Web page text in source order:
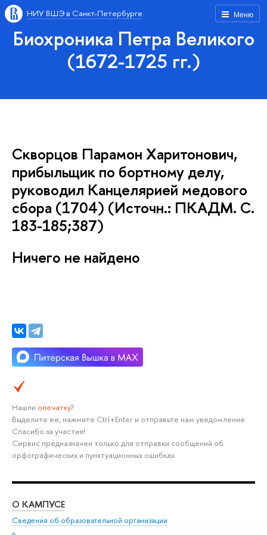
Меню
НИУ ВШЭ в Санкт-Петербурге
Биохроника Петра Великого
(1672-1725 гг.)
Скворцов Парамон Харитонович,
прибыльщик по бортному делу,
руководил Канцелярией медового
сбора (1704) (Источн.: ПКАДМ. С.
183-185;387)
Ничего не найдено
Нашли опечатку?
Выделите её, нажмите Ctrl+Enter и отправьте нам уведомление.
Спасибо за участие!
Сервис предназначен только для отправки сообщений об
орфографических и пунктуационных ошибках.
О КАМПУСЕ
Сведения об образовательной организации